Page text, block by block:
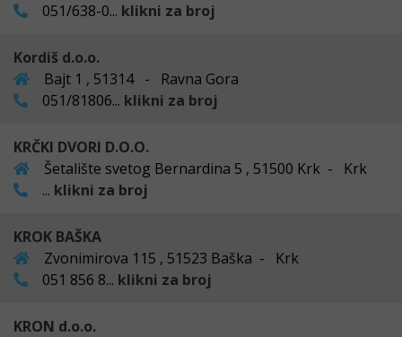
051/638-0... klikni za broj
Kordiš d.o.o.
Bajt 1 , 51314 - Ravna Gora
051/81806... klikni za broj
KRČKI DVORI D.O.O.
Šetalište svetog Bernardina 5 , 51500 Krk - Krk
... klikni za broj
KROK BAŠKA
Zvonimirova 115 , 51523 Baška - Krk
051 856 8... klikni za broj
KRON d.o.o.